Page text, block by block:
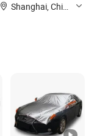
Shanghai, China